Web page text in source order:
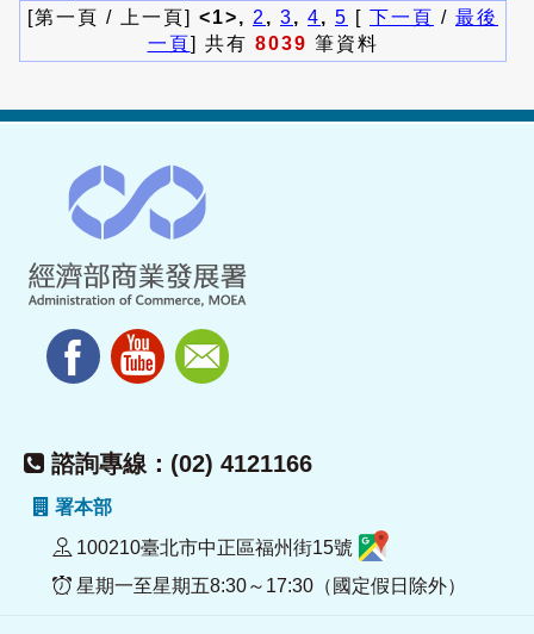
[第一頁 / 上一頁] <1>, 2 , 3, 4, 5 [ 下一頁 / 最後
一頁] 共有 8039 筆資料
諮詢專線：(02) 4121166
署本部
100210臺北市中正區福州街15號
星期一至星期五8:30～17:30（國定假日除外）